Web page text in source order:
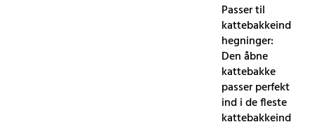
Passer til
kattebakkeind
hegninger:
Den åbne
kattebakke
passer perfekt
ind i de fleste
kattebakkeind